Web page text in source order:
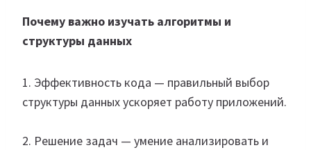
Почему важно изучать алгоритмы и
структуры данных
1. Эффективность кода — правильный выбор
структуры данных ускоряет работу приложений.
2. Решение задач — умение анализировать и